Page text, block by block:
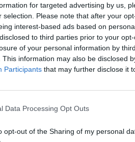
for targeted advertising by us,
selection. Please note that after your
interest-based ads based on
to third parties prior to your
of your personal information by
This information may also be disclosed
Participants that may further disclose it
Data Processing Opt Outs
opt-out of the Sharing of my personal
/Eier Rezepte/
/
Rezepte/
/